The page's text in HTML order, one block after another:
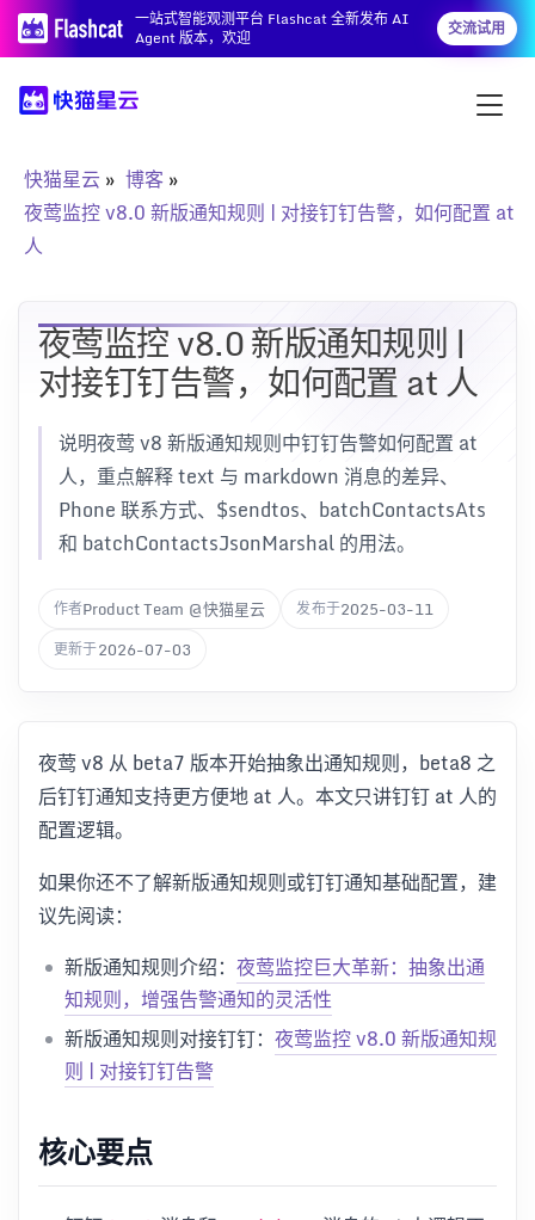
一站式智能观测平台 Flashcat 全新发布 AI
Agent 版本，欢迎
交流试用
快猫星云
博客
夜莺监控 v8.0 新版通知规则 | 对接钉钉告警，如何配置 at
人
夜莺监控 v8.0 新版通知规则 |
对接钉钉告警，如何配置 at 人
说明夜莺 v8 新版通知规则中钉钉告警如何配置 at
人，重点解释 text 与 markdown 消息的差异、
Phone 联系方式、$sendtos、batchContactsAts
和 batchContactsJsonMarshal 的用法。
作者Product Team @快猫星云 发布于2025-03-11
更新于2026-07-03
夜莺 v8 从 beta7 版本开始抽象出通知规则，beta8 之
后钉钉通知支持更方便地 at 人。本文只讲钉钉 at 人的
配置逻辑。
如果你还不了解新版通知规则或钉钉通知基础配置，建
议先阅读：
新版通知规则介绍： 夜莺监控巨大革新：抽象出通
知规则，增强告警通知的灵活性
新版通知规则对接钉钉： 夜莺监控 v8.0 新版通知规
则 | 对接钉钉告警
核心要点